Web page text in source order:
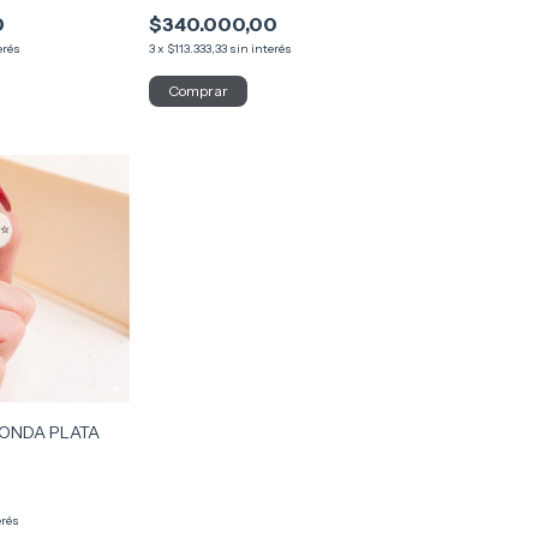
$340.000,00
3x $113.333,33 sin interés
PLATA